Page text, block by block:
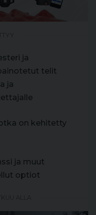
ja
telit
ja
on kehitetty
ja muut
optiot